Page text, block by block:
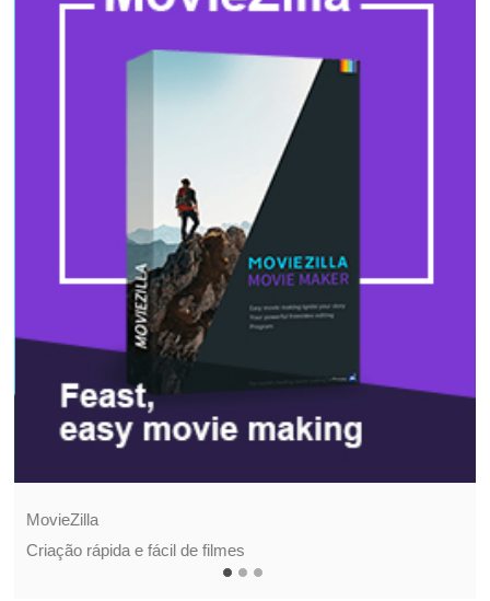
MovieZilla
Criação rápida e fácil de filmes